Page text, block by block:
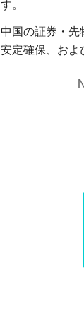
す。
中国の証券・先
安定確保、およ